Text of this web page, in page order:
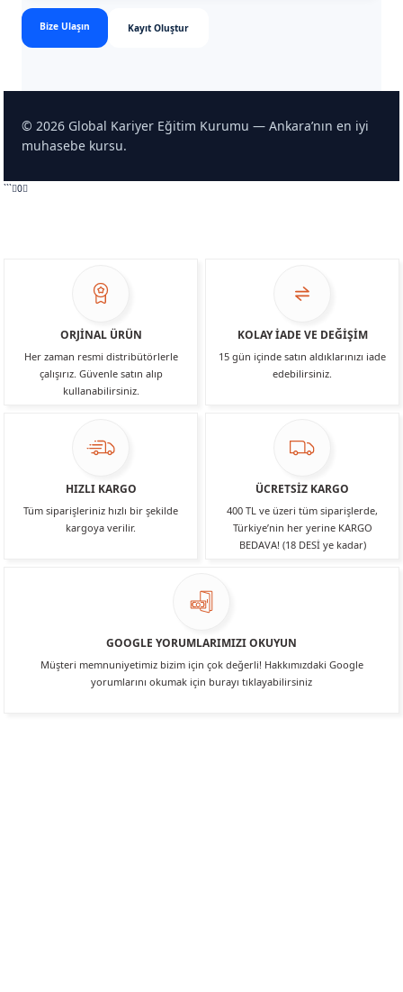
Bize Ulaşın Kayıt Oluştur
© 2026 Global Kariyer Eğitim Kurumu — Ankara’nın en iyi
muhasebe kursu.
```0
ORJİNAL ÜRÜN
Her zaman resmi distribütörlerle
çalışırız. Güvenle satın alıp
kullanabilirsiniz.
KOLAY İADE VE DEĞİŞİM
15 gün içinde satın aldıklarınızı iade
edebilirsiniz.
HIZLI KARGO
Tüm siparişleriniz hızlı bir şekilde
kargoya verilir.
ÜCRETSİZ KARGO
400 TL ve üzeri tüm siparişlerde,
Türkiye’nin her yerine KARGO
BEDAVA! (18 DESİ ye kadar)
GOOGLE YORUMLARIMIZI OKUYUN
Müşteri memnuniyetimiz bizim için çok değerli! Hakkımızdaki Google
yorumlarını okumak için burayı tıklayabilirsiniz